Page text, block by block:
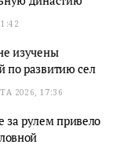
изучены
по развитию сел
2026, 17:36
за рулем привело